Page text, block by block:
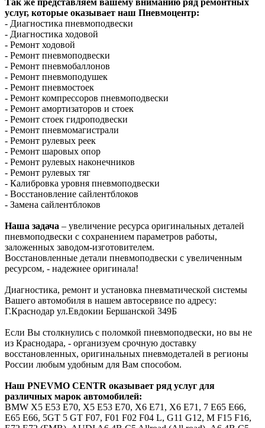
услуг, которые оказывает наш Пневмоцентр:
- Диагностика пневмоподвески
- Диагностика ходовой
- Ремонт ходовой
- Ремонт пневмоподвески
- Ремонт пневмобаллонов
- Ремонт пневмоподушек
- Ремонт пневмостоек
- Ремонт компрессоров пневмоподвески
- Ремонт амортизаторов и стоек
- Ремонт стоек гидроподвески
- Ремонт пневмомагистрали
- Ремонт рулевых реек
- Ремонт шаровых опор
- Ремонт рулевых наконечников
- Ремонт рулевых тяг
- Калибровка уровня пневмоподвески
- Восстановление сайлентблоков
- Замена сайлентблоков
Наша задача – увеличение ресурса оригинальных деталей
пневмоподвески с сохранением параметров работы,
заложенных заводом-изготовителем.
Восстановленные детали пневмоподвески с увеличенным
ресурсом, - надежнее оригинала!
Диагностика, ремонт и установка пневматической системы
Вашего автомобиля в нашем автосервисе по адресу:
Г.Краснодар ул.Евдокии Бершанской 349Б
Если Вы столкнулись с поломкой пневмоподвески, но вы не
из Краснодара, - организуем срочную доставку
восстановленных, оригинальных пневмодеталей в регионы
России любым удобным для Вам способом.
Наш PNEVMO CENTR оказывает ряд услуг для
различных марок автомобилей:
BMW Х5 E53 E70, X5 Е53 Е70, Х6 E71, X6 Е71, 7 E65 E66,
Е65 Е66, 5GT 5 GT F07, F01 F02 F04 L, G11 G12, M F15 F16,